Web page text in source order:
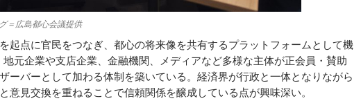
＝広島都心会議提供
起点に官民をつなぎ、都心の将来像を共有するプラットフォームとして機
元企業や支店企業、金融機関、メディアなど多様な主体が正会員・賛助
ーバーとして加わる体制を築いている。経済界が行政と一体となりながら
意見交換を重ねることで信頼関係を醸成している点が興味深い。